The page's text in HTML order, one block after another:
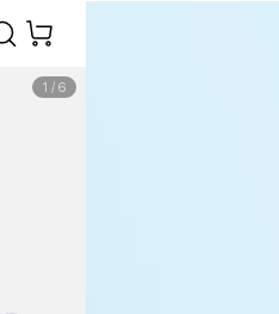
1 / 6